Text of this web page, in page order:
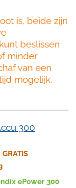
is, beide zijn
beslissen
minder
van een
mogelijk.
300
GRATIS
ePower 300